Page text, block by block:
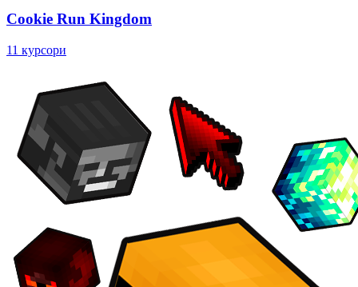
Cookie Run Kingdom
11 курсори